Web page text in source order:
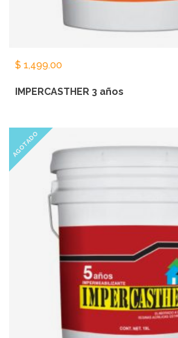
$ 1,499.00
IMPERCASTHER 3 años
AGOTADO